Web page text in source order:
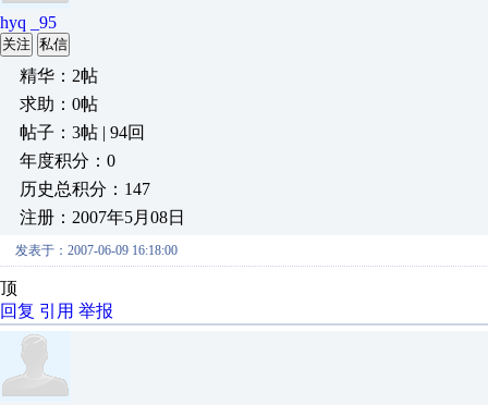
hyq _95
关注 私信
精华：2帖
求助：0帖
帖子：3帖 | 94回
年度积分：0
历史总积分：147
注册：2007年5月08日
发表于：2007-06-09 16:18:00
顶
回复 引用 举报